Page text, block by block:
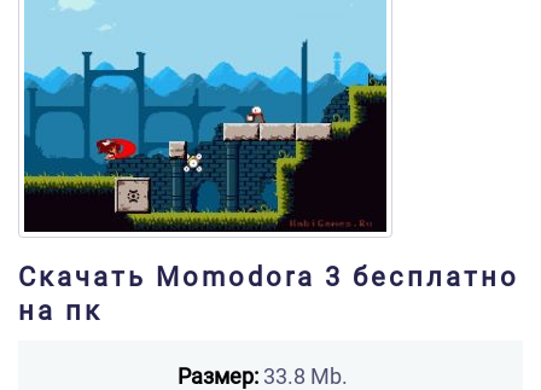
Скачать Momodora 3 бесплатно
на пк
Размер:33.8 Mb.